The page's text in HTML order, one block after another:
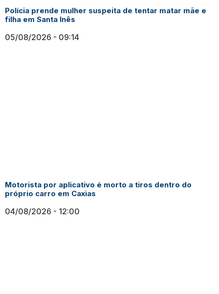
Polícia prende mulher suspeita de tentar matar mãe e
filha em Santa Inês
05/08/2026 09:14
Motorista por aplicativo é morto a tiros dentro do
próprio carro em Caxias
04/08/2026 12:00